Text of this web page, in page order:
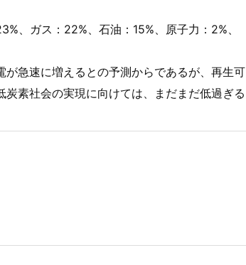
、ガス：22%、石油：15%、原子力：2%、
が急速に増えるとの予測からであるが、再生可
素社会の実現に向けては、まだまだ低過ぎる